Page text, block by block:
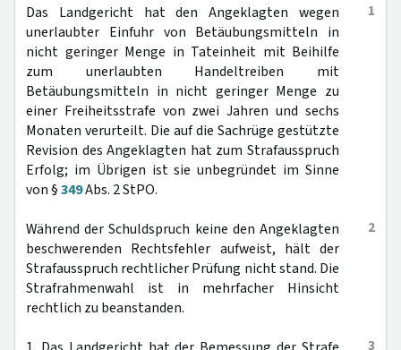
1
Das Landgericht hat den Angeklagten wegen
unerlaubter Einfuhr von Betäubungsmitteln in
nicht geringer Menge in Tateinheit mit Beihilfe
zum unerlaubten Handeltreiben mit
Betäubungsmitteln in nicht geringer Menge zu
einer Freiheitsstrafe von zwei Jahren und sechs
Monaten verurteilt. Die auf die Sachrüge gestützte
Revision des Angeklagten hat zum Strafausspruch
Erfolg; im Übrigen ist sie unbegründet im Sinne
von §349Abs. 2 StPO.
2
Während der Schuldspruch keine den Angeklagten
beschwerenden Rechtsfehler aufweist, hält der
Strafausspruch rechtlicher Prüfung nicht stand. Die
Strafrahmenwahl ist in mehrfacher Hinsicht
rechtlich zu beanstanden.
3